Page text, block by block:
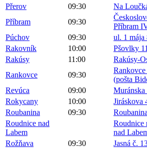
Přerov
09:30
Na
Příbram
09:30
Příbram
Púchov
09:30
ul. 1 mája
Rakovník
10:00
Pšovlky
Rakúsy
11:00
Rakúsy-
Rankovce
09:30
(pošta
Revúca
09:00
Muránska
Rokycany
10:00
Jiráskova
Roubanina
09:30
Roudnice nad
Labem
Roudnice
nad
Rožňava
09:30
Jasná č.